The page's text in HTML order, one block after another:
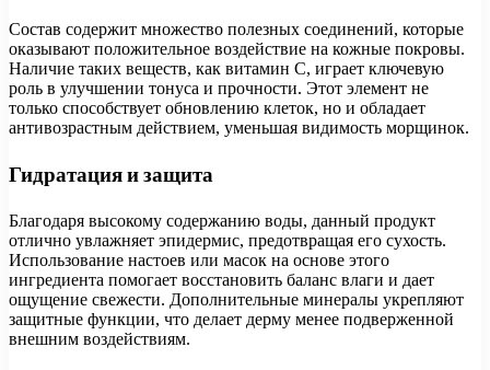
Состав содержит множество полезных соединений, которые
оказывают положительное воздействие на кожные покровы.
Наличие таких веществ, как витамин C, играет ключевую
роль в улучшении тонуса и прочности. Этот элемент не
только способствует обновлению клеток, но и обладает
антивозрастным действием, уменьшая видимость морщинок.
Гидратация и защита
Благодаря высокому содержанию воды, данный продукт
отлично увлажняет эпидермис, предотвращая его сухость.
Использование настоев или масок на основе этого
ингредиента помогает восстановить баланс влаги и дает
ощущение свежести. Дополнительные минералы укрепляют
защитные функции, что делает дерму менее подверженной
внешним воздействиям.